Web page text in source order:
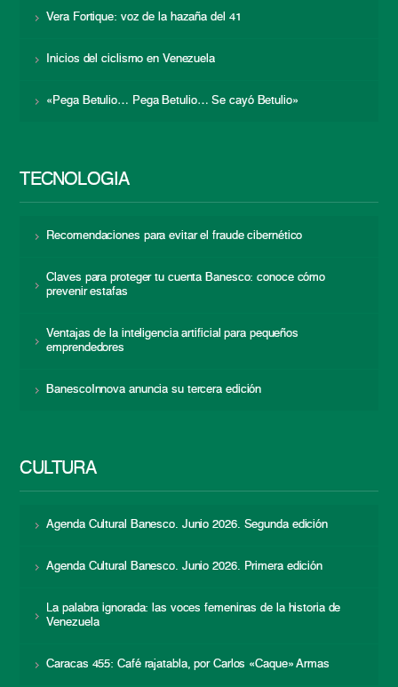
Vera Fortique: voz de la hazaña del 41
Inicios del ciclismo en Venezuela
«Pega Betulio… Pega Betulio… Se cayó Betulio»
TECNOLOGÍA
Recomendaciones para evitar el fraude cibernético
Claves para proteger tu cuenta Banesco: conoce cómo
prevenir estafas
Ventajas de la inteligencia artificial para pequeños
emprendedores
BanescoInnova anuncia su tercera edición
CULTURA
Agenda Cultural Banesco. Junio 2026. Segunda edición
Agenda Cultural Banesco. Junio 2026. Primera edición
La palabra ignorada: las voces femeninas de la historia de
Venezuela
Caracas 455: Café rajatabla, por Carlos «Caque» Armas